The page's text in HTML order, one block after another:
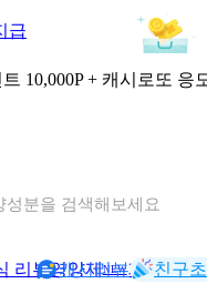
급
10,000P + 캐시로또 응
성분을 검색해보세요
리뷰영양제NEW기록
캐시리뷰 친구